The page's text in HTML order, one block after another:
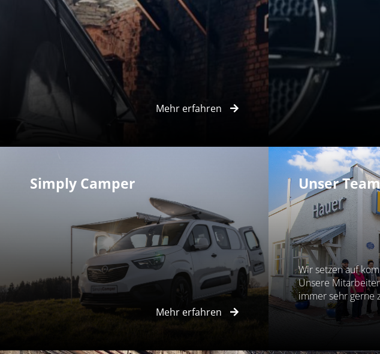
Mehr erfahren
Simply Camper
Mehr erfahren
Unser Team
Wir setzen auf
Unsere
immer sehr gerne